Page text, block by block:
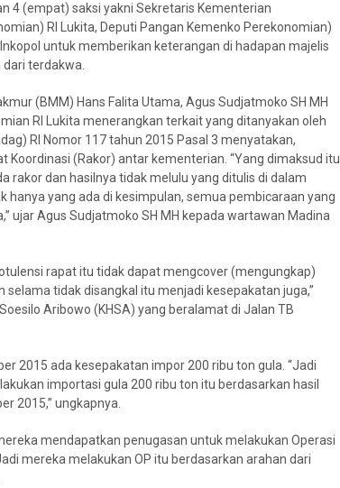
4 (empat) saksi yakni Sekretaris Kementerian
RI Lukita, Deputi Pangan Kemenko Perekonomian)
untuk memberikan keterangan di hadapan majelis
terdakwa.
(BMM) Hans Falita Utama, Agus Sudjatmoko SH MH
RI Lukita menerangkan terkait yang ditanyakan oleh
RI Nomor 117 tahun 2015 Pasal 3 menyatakan,
Koordinasi (Rakor) antar kementerian. “Yang dimaksud itu
rakor dan hasilnya tidak melulu yang ditulis di dalam
hanya yang ada di kesimpulan, semua pembicaraan yang
ujar Agus Sudjatmoko SH MH kepada wartawan Madina
rapat itu tidak dapat mengcover (mengungkap)
tidak disangkal itu menjadi kesepakatan juga,”
Aribowo (KHSA) yang beralamat di Jalan TB
2015 ada kesepakatan impor 200 ribu ton gula. “Jadi
importasi gula 200 ribu ton itu berdasarkan hasil
2015,” ungkapnya.
mendapatkan penugasan untuk melakukan Operasi
mereka melakukan OP itu berdasarkan arahan dari